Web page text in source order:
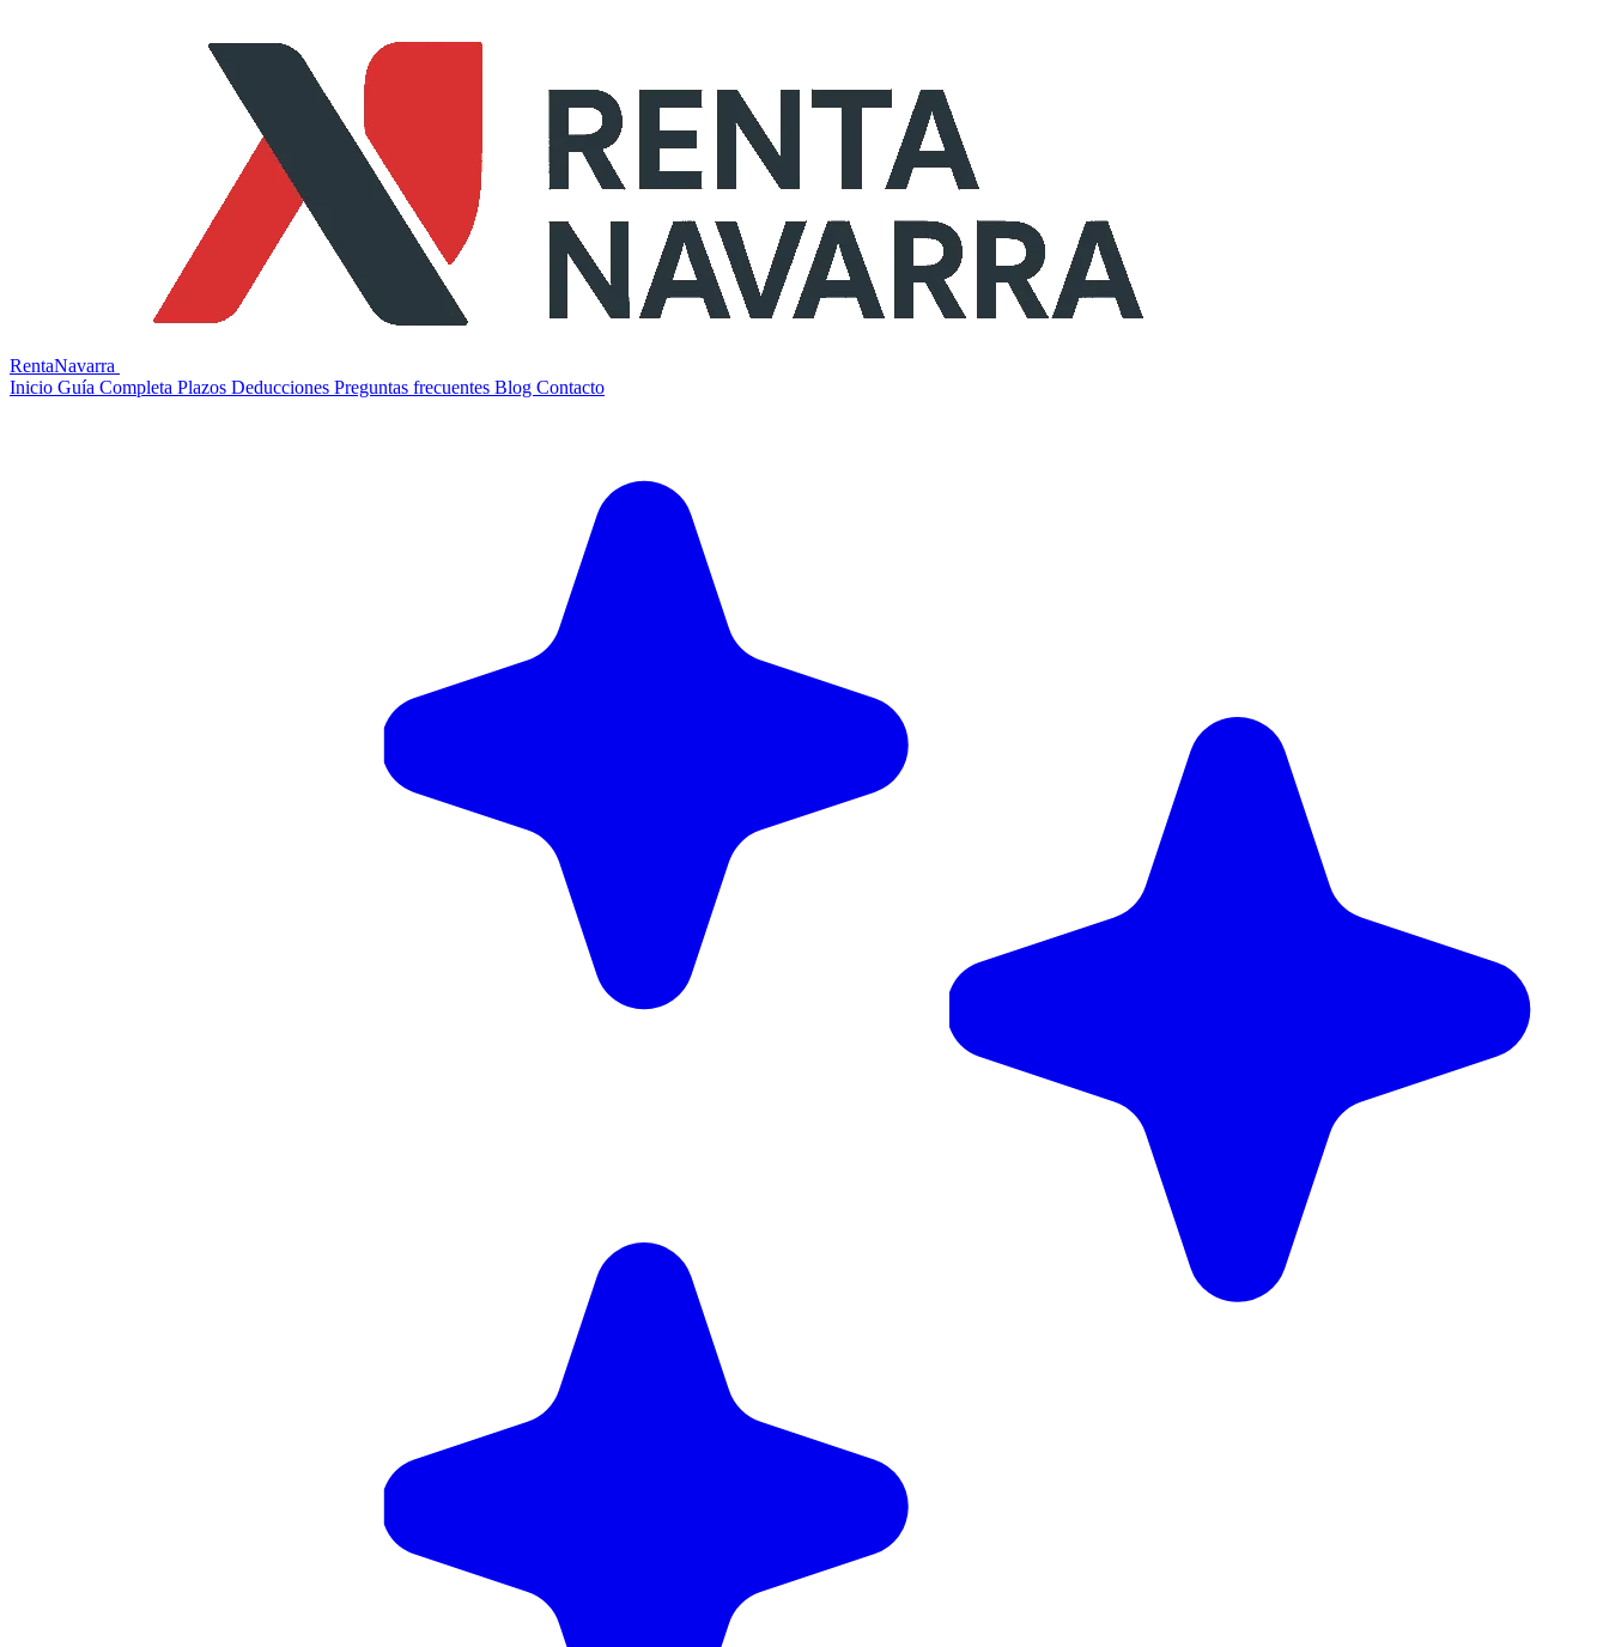
RentaNavarra
Inicio Guía Completa Plazos Deducciones Preguntas frecuentes Blog Contacto